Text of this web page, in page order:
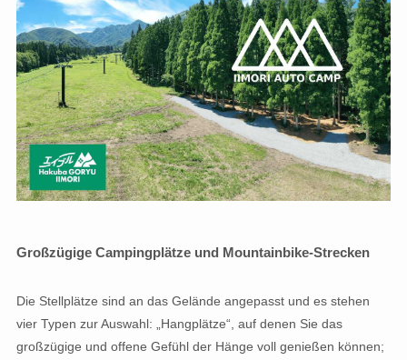
Großzügige Campingplätze und Mountainbike-Strecken
Die Stellplätze sind an das Gelände angepasst und es stehen
vier Typen zur Auswahl: „Hangplätze“, auf denen Sie das
großzügige und offene Gefühl der Hänge voll genießen können;